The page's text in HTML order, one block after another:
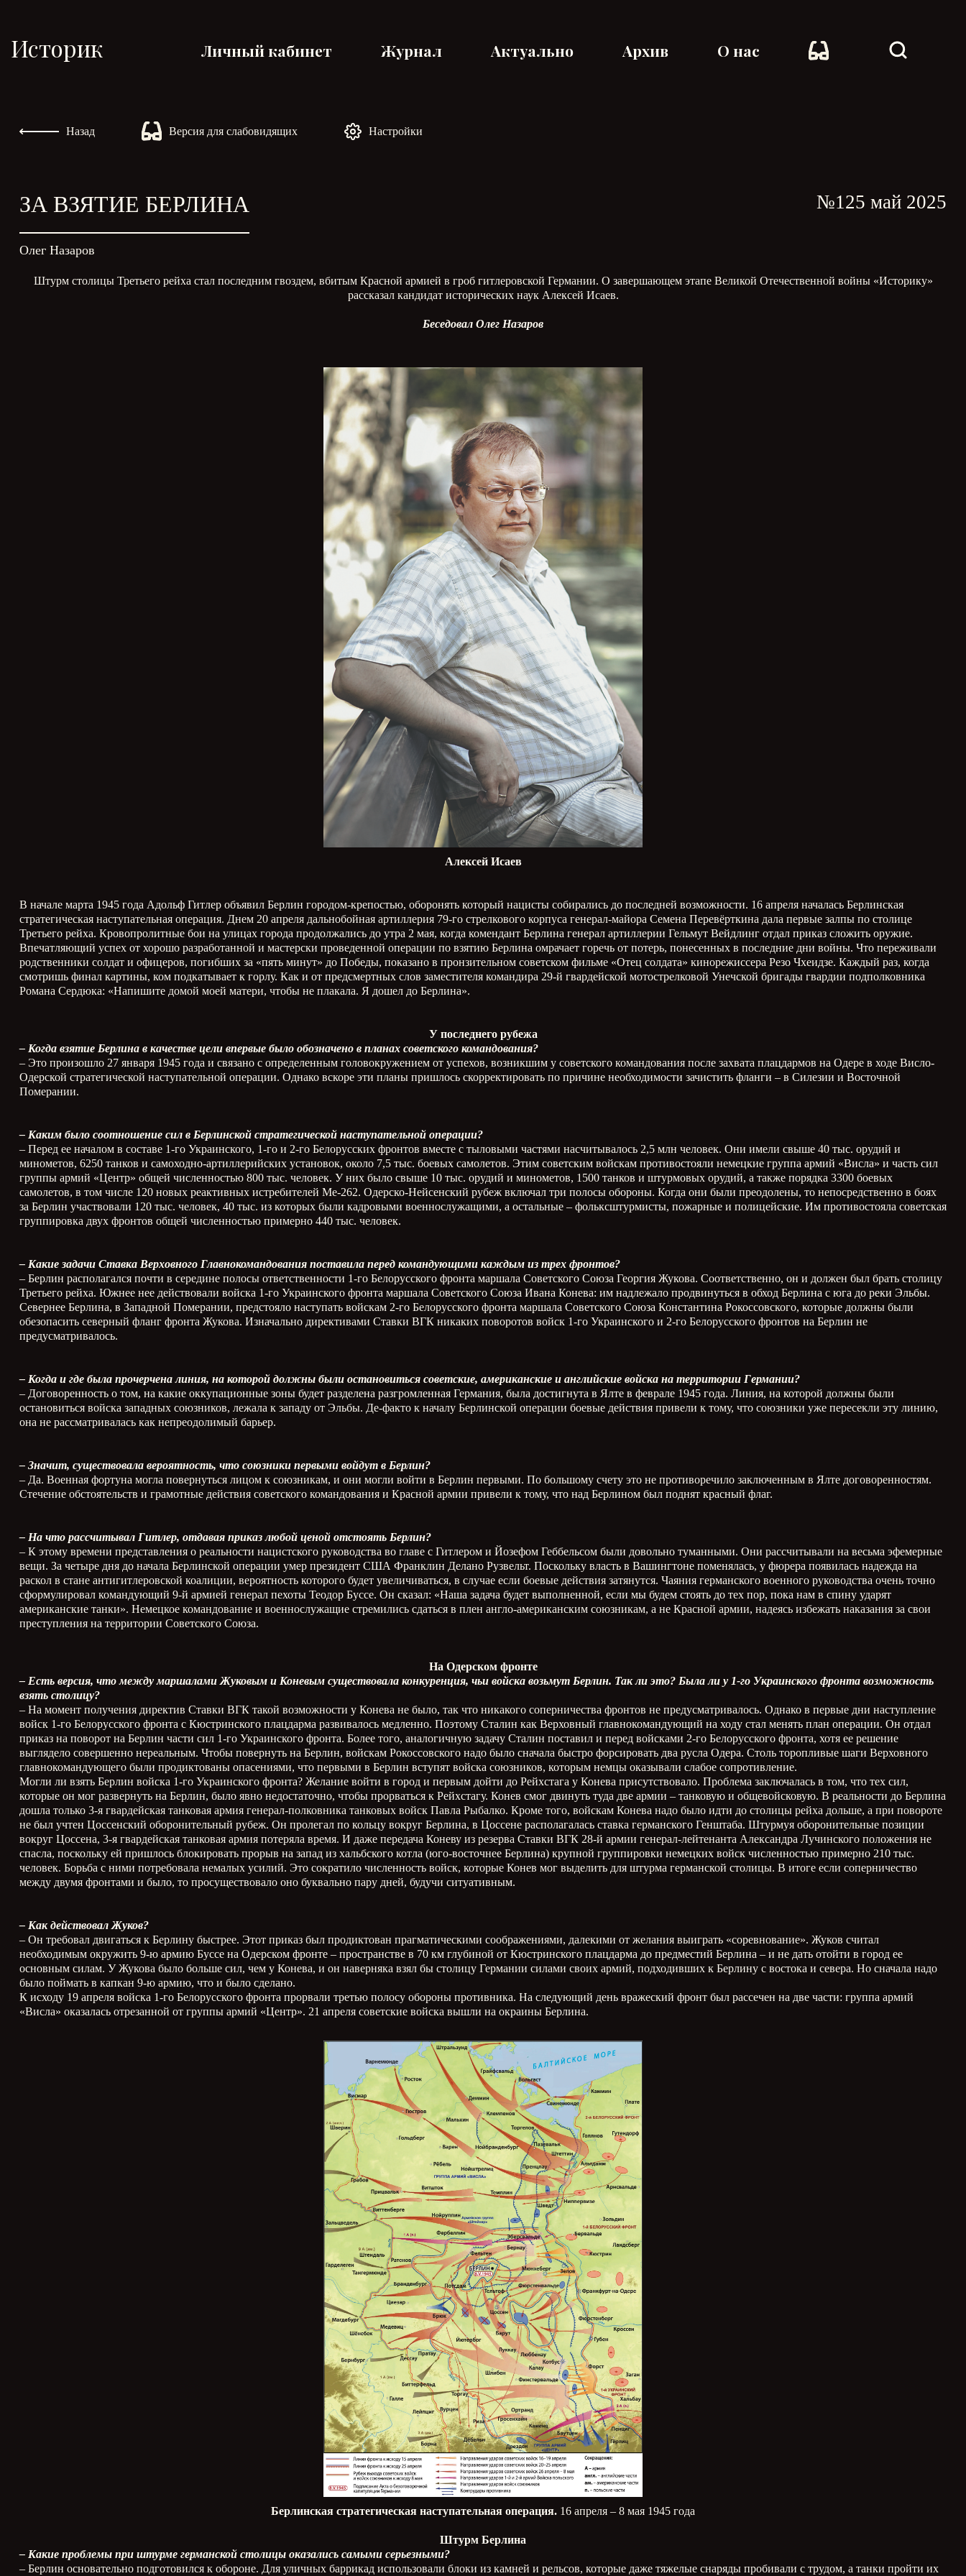
Историк Личный кабинет Журнал Актуально Архив О нас
Назад Версия для слабовидящих Настройки
ЗА ВЗЯТИЕ БЕРЛИНА №125 май 2025
Олег Назаров
Штурм столицы Третьего рейха стал последним гвоздем, вбитым Красной армией в гроб гитлеровской Германии. О завершающем этапе Великой Отечественной войны «Историку»
рассказал кандидат исторических наук Алексей Исаев.
Беседовал Олег Назаров
Алексей Исаев
В начале марта 1945 года Адольф Гитлер объявил Берлин городом-крепостью, оборонять который нацисты собирались до последней возможности. 16 апреля началась Берлинская
стратегическая наступательная операция. Днем 20 апреля дальнобойная артиллерия 79-го стрелкового корпуса генерал-майора Семена Перевёрткина дала первые залпы по столице
Третьего рейха. Кровопролитные бои на улицах города продолжались до утра 2 мая, когда комендант Берлина генерал артиллерии Гельмут Вейдлинг отдал приказ сложить оружие.
Впечатляющий успех от хорошо разработанной и мастерски проведенной операции по взятию Берлина омрачает горечь от потерь, понесенных в последние дни войны. Что переживали
родственники солдат и офицеров, погибших за «пять минут» до Победы, показано в пронзительном советском фильме «Отец солдата» кинорежиссера Резо Чхеидзе. Каждый раз, когда
смотришь финал картины, ком подкатывает к горлу. Как и от предсмертных слов заместителя командира 29-й гвардейской мотострелковой Унечской бригады гвардии подполковника
Романа Сердюка: «Напишите домой моей матери, чтобы не плакала. Я дошел до Берлина».
У последнего рубежа
– Когда взятие Берлина в качестве цели впервые было обозначено в планах советского командования?
– Это произошло 27 января 1945 года и связано с определенным головокружением от успехов, возникшим у советского командования после захвата плацдармов на Одере в ходе Висло-
Одерской стратегической наступательной операции. Однако вскоре эти планы пришлось скорректировать по причине необходимости зачистить фланги – в Силезии и Восточной
Померании.
– Каким было соотношение сил в Берлинской стратегической наступательной операции?
– Перед ее началом в составе 1-го Украинского, 1-го и 2-го Белорусских фронтов вместе с тыловыми частями насчитывалось 2,5 млн человек. Они имели свыше 40 тыс. орудий и
минометов, 6250 танков и самоходно-артиллерийских установок, около 7,5 тыс. боевых самолетов. Этим советским войскам противостояли немецкие группа армий «Висла» и часть сил
группы армий «Центр» общей численностью 800 тыс. человек. У них было свыше 10 тыс. орудий и минометов, 1500 танков и штурмовых орудий, а также порядка 3300 боевых
самолетов, в том числе 120 новых реактивных истребителей Ме-262. Одерско-Нейсенский рубеж включал три полосы обороны. Когда они были преодолены, то непосредственно в боях
за Берлин участвовали 120 тыс. человек, 40 тыс. из которых были кадровыми военнослужащими, а остальные – фольксштурмисты, пожарные и полицейские. Им противостояла советская
группировка двух фронтов общей численностью примерно 440 тыс. человек.
– Какие задачи Ставка Верховного Главнокомандования поставила перед командующими каждым из трех фронтов?
– Берлин располагался почти в середине полосы ответственности 1-го Белорусского фронта маршала Советского Союза Георгия Жукова. Соответственно, он и должен был брать столицу
Третьего рейха. Южнее нее действовали войска 1-го Украинского фронта маршала Советского Союза Ивана Конева: им надлежало продвинуться в обход Берлина с юга до реки Эльбы.
Севернее Берлина, в Западной Померании, предстояло наступать войскам 2-го Белорусского фронта маршала Советского Союза Константина Рокоссовского, которые должны были
обезопасить северный фланг фронта Жукова. Изначально директивами Ставки ВГК никаких поворотов войск 1-го Украинского и 2-го Белорусского фронтов на Берлин не
предусматривалось.
– Когда и где была прочерчена линия, на которой должны были остановиться советские, американские и английские войска на территории Германии?
– Договоренность о том, на какие оккупационные зоны будет разделена разгромленная Германия, была достигнута в Ялте в феврале 1945 года. Линия, на которой должны были
остановиться войска западных союзников, лежала к западу от Эльбы. Де-факто к началу Берлинской операции боевые действия привели к тому, что союзники уже пересекли эту линию,
она не рассматривалась как непреодолимый барьер.
– Значит, существовала вероятность, что союзники первыми войдут в Берлин?
– Да. Военная фортуна могла повернуться лицом к союзникам, и они могли войти в Берлин первыми. По большому счету это не противоречило заключенным в Ялте договоренностям.
Стечение обстоятельств и грамотные действия советского командования и Красной армии привели к тому, что над Берлином был поднят красный флаг.
– На что рассчитывал Гитлер, отдавая приказ любой ценой отстоять Берлин?
– К этому времени представления о реальности нацистского руководства во главе с Гитлером и Йозефом Геббельсом были довольно туманными. Они рассчитывали на весьма эфемерные
вещи. За четыре дня до начала Берлинской операции умер президент США Франклин Делано Рузвельт. Поскольку власть в Вашингтоне поменялась, у фюрера появилась надежда на
раскол в стане антигитлеровской коалиции, вероятность которого будет увеличиваться, в случае если боевые действия затянутся. Чаяния германского военного руководства очень точно
сформулировал командующий 9-й армией генерал пехоты Теодор Буссе. Он сказал: «Наша задача будет выполненной, если мы будем стоять до тех пор, пока нам в спину ударят
американские танки». Немецкое командование и военнослужащие стремились сдаться в плен англо-американским союзникам, а не Красной армии, надеясь избежать наказания за свои
преступления на территории Советского Союза.
На Одерском фронте
– Есть версия, что между маршалами Жуковым и Коневым существовала конкуренция, чьи войска возьмут Берлин. Так ли это? Была ли у 1-го Украинского фронта возможность
взять столицу?
– На момент получения директив Ставки ВГК такой возможности у Конева не было, так что никакого соперничества фронтов не предусматривалось. Однако в первые дни наступление
войск 1-го Белорусского фронта с Кюстринского плацдарма развивалось медленно. Поэтому Сталин как Верховный главнокомандующий на ходу стал менять план операции. Он отдал
приказ на поворот на Берлин части сил 1-го Украинского фронта. Более того, аналогичную задачу Сталин поставил и перед войсками 2-го Белорусского фронта, хотя ее решение
выглядело совершенно нереальным. Чтобы повернуть на Берлин, войскам Рокоссовского надо было сначала быстро форсировать два русла Одера. Столь торопливые шаги Верховного
главнокомандующего были продиктованы опасениями, что первыми в Берлин вступят войска союзников, которым немцы оказывали слабое сопротивление.
Могли ли взять Берлин войска 1-го Украинского фронта? Желание войти в город и первым дойти до Рейхстага у Конева присутствовало. Проблема заключалась в том, что тех сил,
которые он мог развернуть на Берлин, было явно недостаточно, чтобы прорваться к Рейхстагу. Конев смог двинуть туда две армии – танковую и общевойсковую. В реальности до Берлина
дошла только 3-я гвардейская танковая армия генерал-полковника танковых войск Павла Рыбалко. Кроме того, войскам Конева надо было идти до столицы рейха дольше, а при повороте
не был учтен Цоссенский оборонительный рубеж. Он пролегал по кольцу вокруг Берлина, в Цоссене располагалась ставка германского Генштаба. Штурмуя оборонительные позиции
вокруг Цоссена, 3-я гвардейская танковая армия потеряла время. И даже передача Коневу из резерва Ставки ВГК 28-й армии генерал-лейтенанта Александра Лучинского положения не
спасла, поскольку ей пришлось блокировать прорыв на запад из хальбского котла (юго-восточнее Берлина) крупной группировки немецких войск численностью примерно 210 тыс.
человек. Борьба с ними потребовала немалых усилий. Это сократило численность войск, которые Конев мог выделить для штурма германской столицы. В итоге если соперничество
между двумя фронтами и было, то просуществовало оно буквально пару дней, будучи ситуативным.
– Как действовал Жуков?
– Он требовал двигаться к Берлину быстрее. Этот приказ был продиктован прагматическими соображениями, далекими от желания выиграть «соревнование». Жуков считал
необходимым окружить 9-ю армию Буссе на Одерском фронте – пространстве в 70 км глубиной от Кюстринского плацдарма до предместий Берлина – и не дать отойти в город ее
основным силам. У Жукова было больше сил, чем у Конева, и он наверняка взял бы столицу Германии силами своих армий, подходивших к Берлину с востока и севера. Но сначала надо
было поймать в капкан 9-ю армию, что и было сделано.
К исходу 19 апреля войска 1-го Белорусского фронта прорвали третью полосу обороны противника. На следующий день вражеский фронт был рассечен на две части: группа армий
«Висла» оказалась отрезанной от группы армий «Центр». 21 апреля советские войска вышли на окраины Берлина.
Берлинская стратегическая наступательная операция. 16 апреля – 8 мая 1945 года
Штурм Берлина
– Какие проблемы при штурме германской столицы оказались самыми серьезными?
– Берлин основательно подготовился к обороне. Для уличных баррикад использовали блоки из камней и рельсов, которые даже тяжелые снаряды пробивали с трудом, а танки пройти их